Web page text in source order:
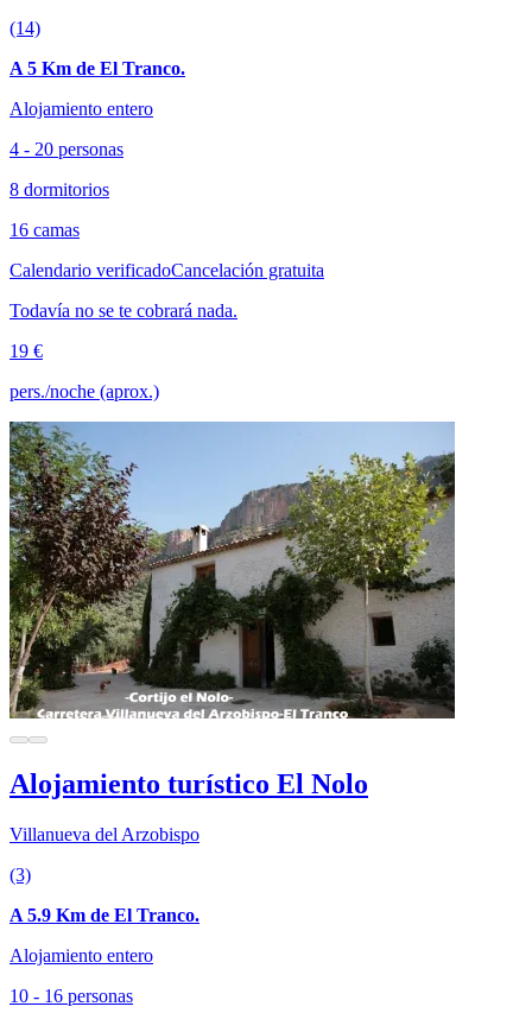
(14)
A 5 Km de El Tranco.
Alojamiento entero
4 - 20 personas
8 dormitorios
16 camas
Calendario verificadoCancelación gratuita
Todavía no se te cobrará nada.
19 €
pers./noche (aprox.)
Alojamiento turístico El Nolo
Villanueva del Arzobispo
(3)
A 5.9 Km de El Tranco.
Alojamiento entero
10 - 16 personas